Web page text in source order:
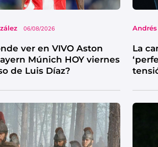
06/08/2026
ver en VIVO Aston
Múnich HOY viernes
de Luis Díaz?
La